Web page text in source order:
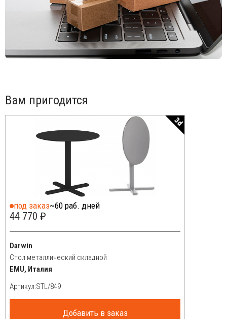
помещении и в сухом месте зимой, чтобы предотвратить
образование конденсата. Перед зимой и ежеквартально,
если продукты хранятся вблизи моря, рекомендуется чистить
металлические поверхности мягкой тканью с
использованием воды или моющего средства и защищать их
маслом вазелина или автомобильным воском.
Вам пригодится
3d
под заказ~60 раб. дней
44 770 ₽
Darwin
Стол металлический складной
EMU, Италия
Артикул:
Добавить в заказ